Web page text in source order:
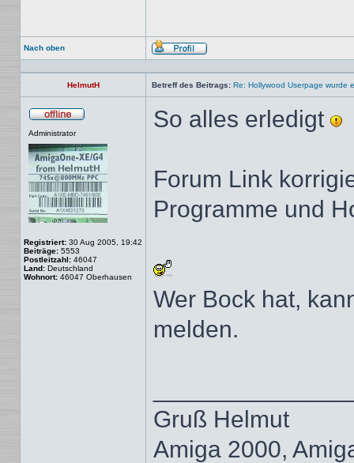
Nach oben
Profil
HelmutH Betreff des Beitrags: Re: Hollywood Userpage wurde
Administrator
Registriert: 30 Aug 2005, 19:42
Beiträge: 5553
Postleitzahl: 46047
Land: Deutschland
Wohnort: 46047 Oberhausen
So alles erledigt
Forum Link
Programme und
Wer Bock hat,
melden.
Gruß Helmut
Amiga 2000,